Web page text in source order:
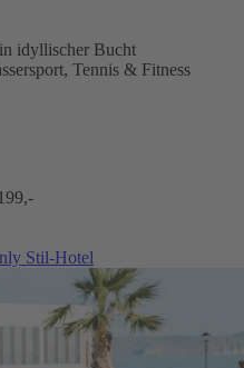
idyllischer Bucht
Tennis & Fitness
Stil-Hotel